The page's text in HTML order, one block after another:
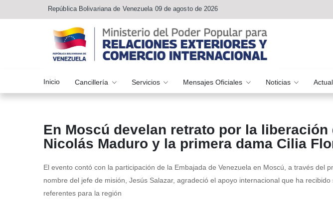
República Bolivariana de Venezuela 09 de agosto de 2026
Inicio Cancillería Servicios Mensajes Oficiales Noticias
En Moscú develan retrato por la liberación
Nicolás Maduro y la primera dama Cilia
El evento contó con la participación de la Embajada de Venezuela en Moscú, a través del
nombre del jefe de misión, Jesús Salazar, agradeció el apoyo internacional que ha
referentes para la región